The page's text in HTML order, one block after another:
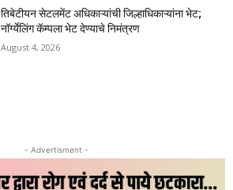
तिबेटीयन सेटलमेंट अधिकाऱ्यांची जिल्हाधिकाऱ्यांना भेट;
नॉर्ग्येलिंग कॅम्पला भेट देण्याचे निमंत्रण
August 4, 2026
- Advertisment -